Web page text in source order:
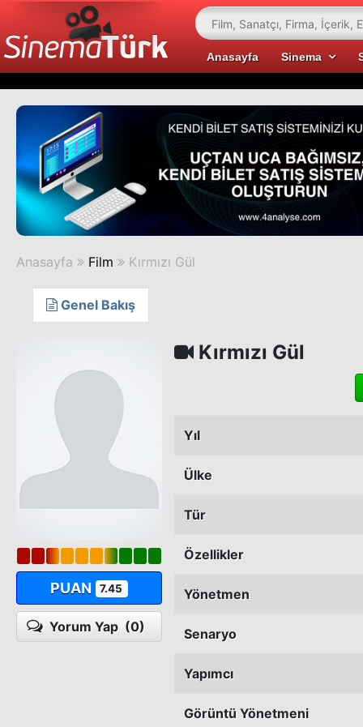
Anasayfa Sinema
Anasayfa Film Kırmızı Gül
Genel Bakış
PUAN 7.45
Yorum Yap (0)
Kırmızı Gül
Yıl
Ülke
Tür
Özellikler
Yönetmen
Senaryo
Yapımcı
Görüntü Yönetmeni